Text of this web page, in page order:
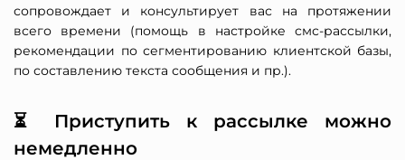
сопровождает и консультирует вас на протяжении
всего времени (помощь в настройке смс-рассылки,
рекомендации по сегментированию клиентской базы,
по составлению текста сообщения и пр.).
⏳ Приступить к рассылке можно
немедленно